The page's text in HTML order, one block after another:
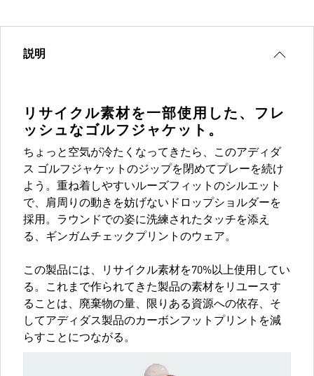
説明
リサイクル素材を一部使用した、フレ
ッシュなゴルフジャケット。
ちょっと空気が冷たくなってきたら、このアディダ
ス ゴルフジャケットのジップを閉めてプレーを続け
よう。重ね着しやすいルーズフィットのシルエット
で、肩周りの動きを妨げないドロップショルダーを
採用。ラウンドでの姿に洗練されたタッチを添え
る、ギンガムチェックプリントのウェア。
この製品には、リサイクル素材を70%以上使用してい
る。これまで作られてきた製品の素材をリユースす
ることは、廃棄物の量、限りある資源への依存、そ
してアディダス製品のカーボンフットプリントを減
らすことにつながる。